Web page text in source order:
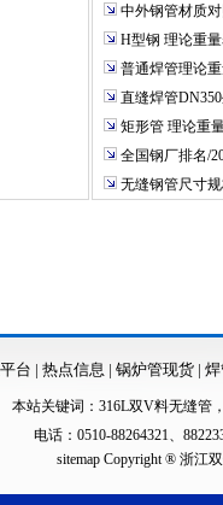
中外钢管材质
H型钢 理论重量
普通焊管理论
直缝焊管
矩形管 理论重
全国钢厂排名/
无缝钢管尺寸
台 | 热点信息 | 锅炉管现货 |
本站关键词： 316L双V料无缝管 ，
电话：0510-88264321、
sitemapCopyright ® 浙江